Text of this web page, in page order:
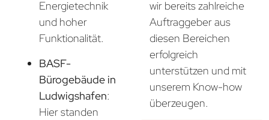
Energietechnik
und hoher
Funktionalität.
BASF-
Bürogebäude in
Ludwigshafen:
Hier standen
wir bereits zahlreiche
Auftraggeber aus
diesen Bereichen
erfolgreich
unterstützen und mit
unserem Know-how
überzeugen.